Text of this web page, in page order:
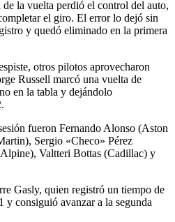
la vuelta perdió el control del auto,
el giro. El error lo dejó sin
y quedó eliminado en la primera
otros pilotos aprovecharon
Russell marcó una vuelta de
en la tabla y dejándolo
fueron Fernando Alonso (Aston
Sergio «Checo» Pérez
Valtteri Bottas (Cadillac) y
Gasly, quien registró un tiempo de
y consiguió avanzar a la segunda